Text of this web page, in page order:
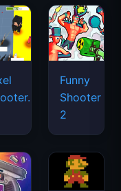
Funny
Shooter
2